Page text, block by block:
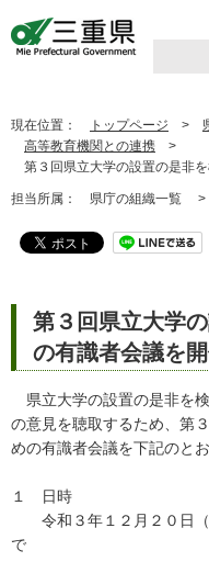
現在位置： トップページ >
高等教育機関との連携 >
第３回県立大学の設置の是非
担当所属： 県庁の組織一覧 >
第３回県立大学
の有識者会議を
県立大学の設置の是非を
の意見を聴取するため、第
めの有識者会議を下記のと
１ 日時
令和３年１２月２０日（
で